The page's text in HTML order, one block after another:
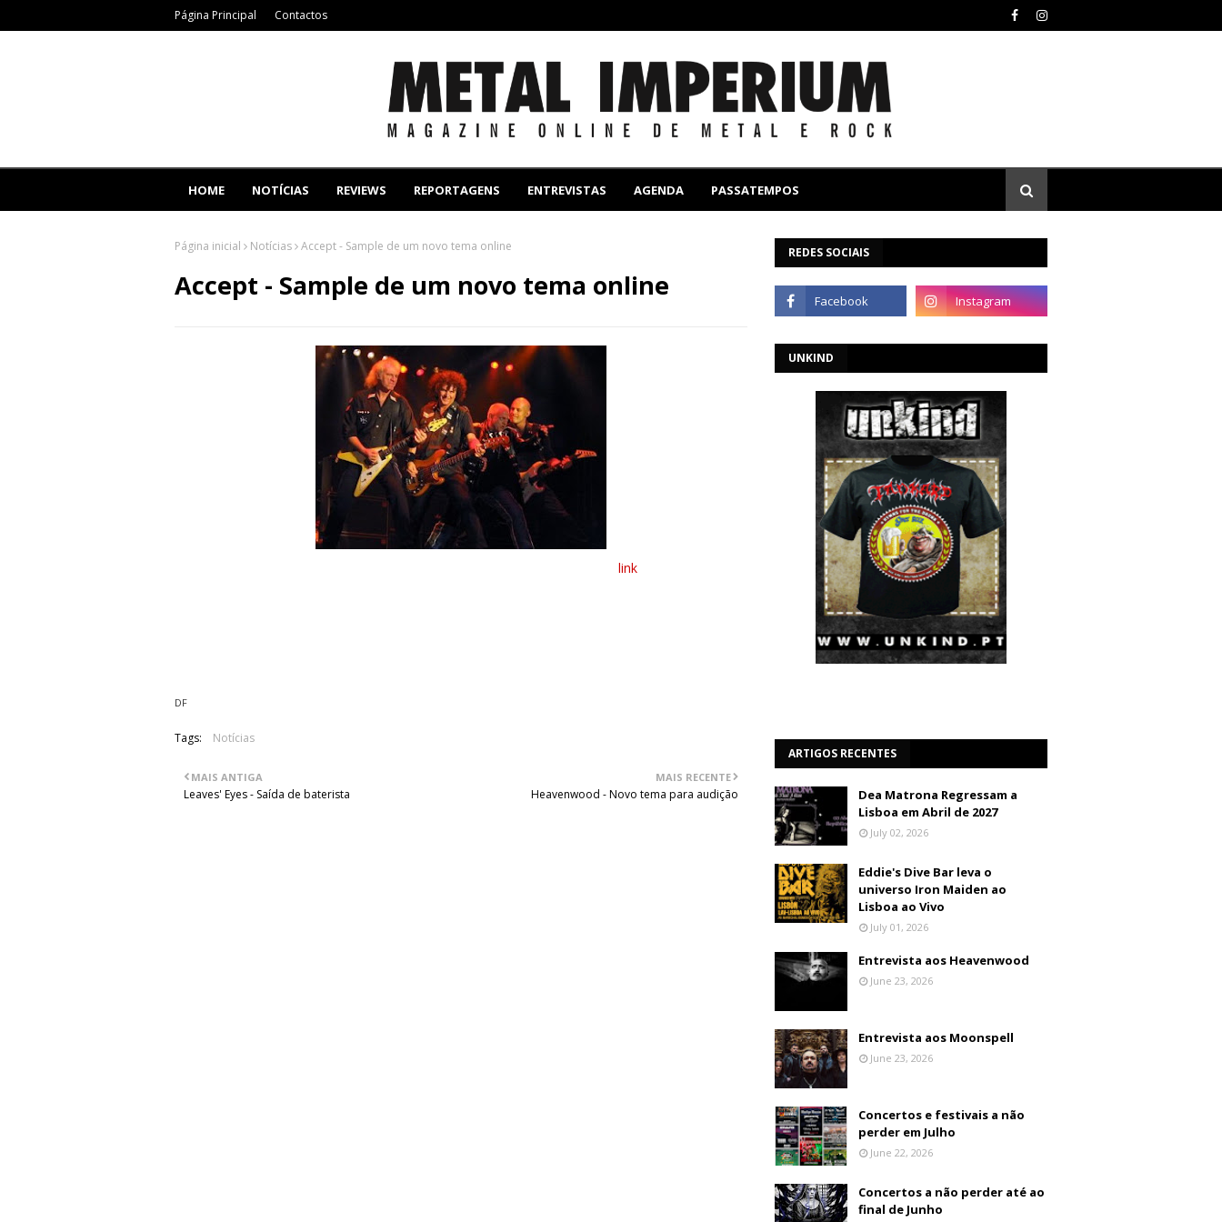
Página Principal Contactos
HOME NOTÍCIAS REVIEWS REPORTAGENS ENTREVISTAS AGENDA PASSATEMPOS
Página inicial Notícias Accept - Sample de um novo tema online
Accept - Sample de um novo tema online
link
DF
Tags: Notícias
MAIS RECENTE
Heavenwood - Novo tema para audição
MAIS ANTIGA
Leaves' Eyes - Saída de baterista
REDES SOCIAIS
UNKIND
ARTIGOS RECENTES
Dea Matrona Regressam a
Lisboa em Abril de 2027
July 02, 2026
Eddie's Dive Bar leva o
universo Iron Maiden ao
Lisboa ao Vivo
July 01, 2026
Entrevista aos Heavenwood
June 23, 2026
Entrevista aos Moonspell
June 23, 2026
Concertos e festivais a não
perder em Julho
June 22, 2026
Concertos a não perder até ao
final de Junho